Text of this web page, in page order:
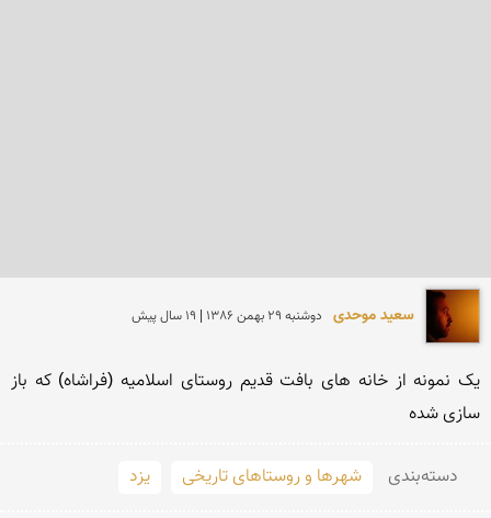
سعید موحدی دوشنبه 29 بهمن 1386 | 19 سال پیش
سازی شده
دسته‌بندی شهرها و روستاهای تاریخی یزد